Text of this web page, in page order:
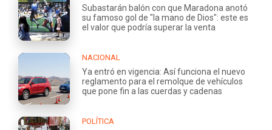
Subastarán balón con que Maradona anotó
su famoso gol de "la mano de Dios": este es
el valor que podría superar la venta
NACIONAL
Ya entró en vigencia: Así funciona el nuevo
reglamento para el remolque de vehículos
que pone fin a las cuerdas y cadenas
POLÍTICA